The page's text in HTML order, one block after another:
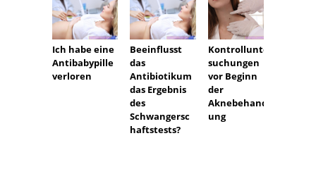
Ich habe eine
Antibabypille
verloren
Beeinflusst
das
Antibiotikum
das Ergebnis
des
Schwangersc
haftstests?
Kontrollunter
suchungen
vor Beginn
der
Aknebehandl
ung